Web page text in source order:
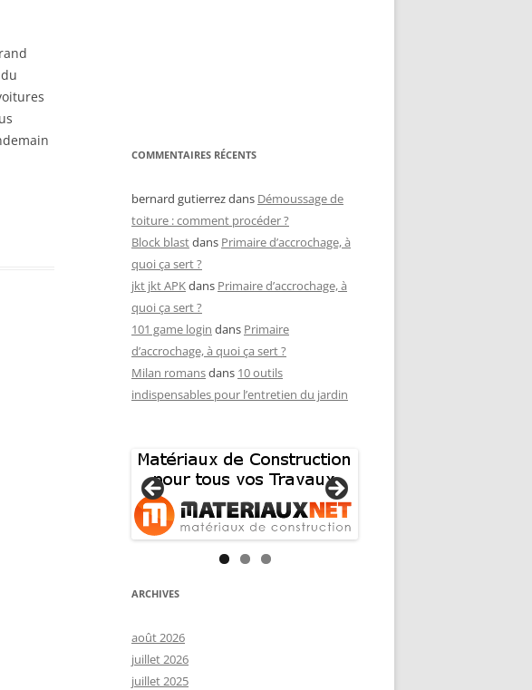
COMMENTAIRES RÉCENTS
bernard gutierrezdans Démoussage de
toiture : comment procéder ?
Block blastdans Primaire d’accrochage, à
quoi ça sert ?
jkt jkt APKdans Primaire d’accrochage, à
quoi ça sert ?
101 game login dans Primaire
d’accrochage, à quoi ça sert ?
Milan romansdans 10 outils
indispensables pour l’entretien du jardin
ARCHIVES
août 2026
juillet 2026
juillet 2025